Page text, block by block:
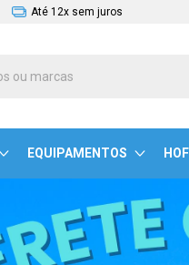
Até 12x sem juros
EQUIPAMENTOS HOF